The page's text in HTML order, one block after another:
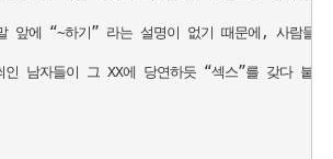
앞에 “~하기” 라는 설명이 없기 때문에, 사람들
인 남자들이 그 XX에 당연하듯 “섹스”를 갖다 붙